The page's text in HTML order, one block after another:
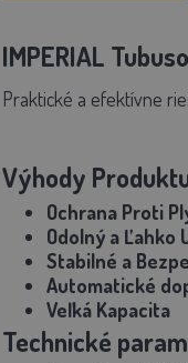
IMPERIAL
Praktické a efektívne
Výhody
Ochrana Proti
Odolný a Ľahko
Stabilné a
Automatické
Veľká Kapacita
Technické